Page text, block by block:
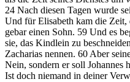
24 Nach diesen Tagen wurde
Und für Elisabeth kam die Zeit,
gebar einen Sohn. 59 Und es
sie, das Kindlein zu
Zacharias nennen. 60 Aber
Nein, sondern er soll Johannes
Ist doch niemand in deiner